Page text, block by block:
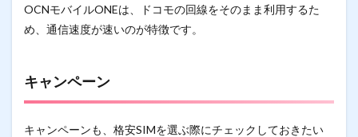
OCNモバイルONEは、ドコモの回線をそのまま利用するた
め、通信速度が速いのが特徴です。
キャンペーン
キャンペーンも、格安SIMを選ぶ際にチェックしておきたい